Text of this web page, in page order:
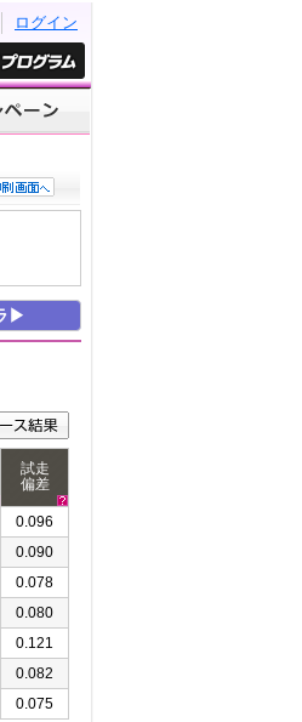
ログイン
▶
試走
偏差
0.096
0.090
0.078
0.080
0.121
0.082
0.075